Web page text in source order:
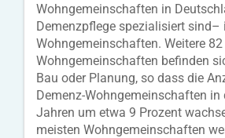
Wohngemeinschaften in
Demenzpflege spezialisiert sind–
Wohngemeinschaften. Weitere 82
Wohngemeinschaften befinden
Bau oder Planung, so dass die
Demenz-Wohngemeinschaften in
Jahren um etwa 9 Prozent
meisten Wohngemeinschaften